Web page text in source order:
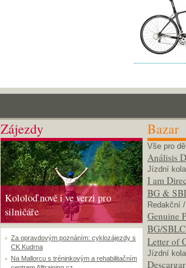
Zájezdy
Kololoď nově i ve verzi pro
silničáře
Za opravdovým poznáním: cyklozájezdy s
CK Kudrna
Na Mallorcu s tréninkovým a rehabilitačním
Bazar
Vše pro
Análisis
Jízdní kola
I am
BG &
Redakční
Genuine
BG/
Letter of
Jízdní kola